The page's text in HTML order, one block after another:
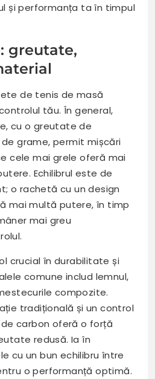
și performanța ta în timpul
greutate,
de tenis de masă
tău. În general,
cu o greutate de
grame, permit mișcări
cele mai grele oferă mai
Echilibrul este de
o rachetă cu un design
mai multă putere, în timp
mai greu
crucial în durabilitate și
comune includ lemnul,
compozite.
tradițională și un control
carbon oferă o forță
redusă. Ia în
cu un bun echilibru între
o performanță optimă.